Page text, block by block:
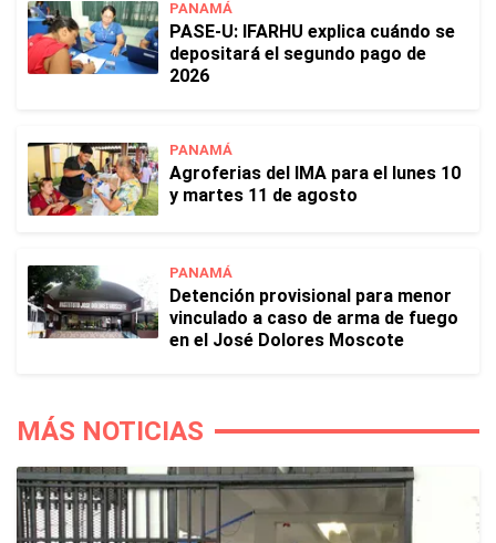
PANAMÁ
PASE-U: IFARHU explica cuándo se
depositará el segundo pago de
2026
PANAMÁ
Agroferias del IMA para el lunes 10
y martes 11 de agosto
PANAMÁ
Detención provisional para menor
vinculado a caso de arma de fuego
en el José Dolores Moscote
MÁS NOTICIAS